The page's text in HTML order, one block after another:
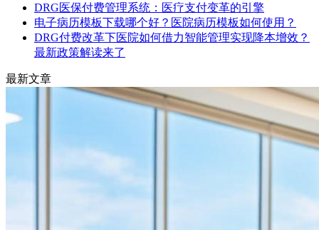
DRG医保付费管理系统：医疗支付变革的引擎
电子病历模板下载哪个好？医院病历模板如何使用？
DRG付费改革下医院如何借力智能管理实现降本增效？
最新政策解读来了
最新文章